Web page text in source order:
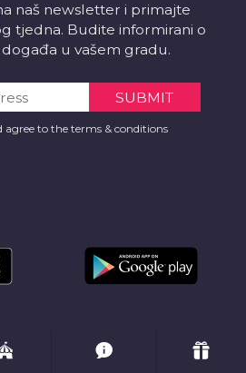
naš newsletter i primajte
tjedna. Budite informirani o
u vašem gradu.
agree to the terms & conditions